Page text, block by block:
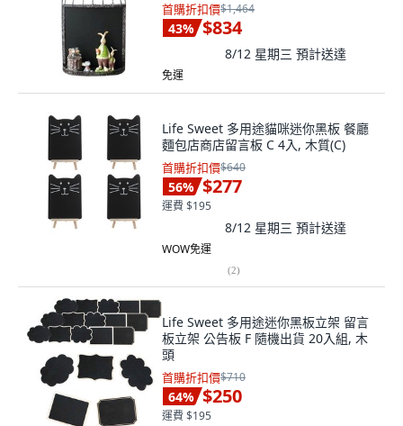
首購折扣價$1,464
43% $834
8/12 星期三 預計送達
免運
Life Sweet 多用途貓咪迷你黑板 餐廳
麵包店商店留言板 C 4入, 木質(C)
首購折扣價$640
56% $277
運費 $195
8/12 星期三 預計送達
WOW免運
(2)
Life Sweet 多用途迷你黑板立架 留言
板立架 公告板 F 隨機出貨 20入組, 木
頭
首購折扣價$710
64% $250
運費 $195